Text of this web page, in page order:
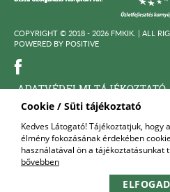
Cookie / Süti tájékoztató
Kedves Látogató! Tájékoztatjuk, hogy
élmény fokozásának érdekében
használatával ön a tájékoztatásunkat
bővebben
COPYRIGHT © 2018 - 2026 FMKIK. | ALL
POWERED BY POSITIVE
ADATVÉDELMI TÁJÉKOZTATÓ
FELNŐTTKÉPZŐ SZERVEZET